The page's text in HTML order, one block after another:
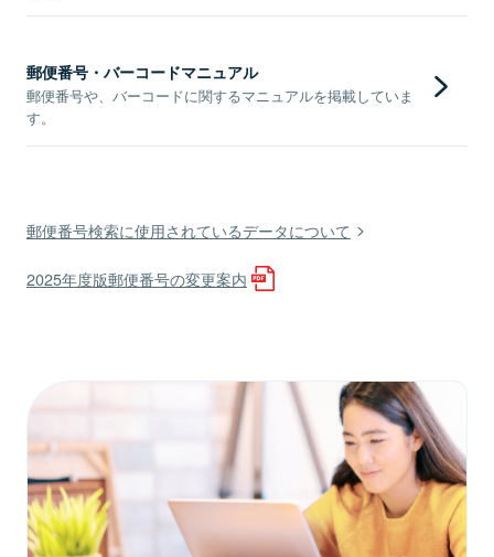
郵便番号・バーコードマニュアル
郵便番号や、バーコードに関するマニュアルを掲載していま
す。
郵便番号検索に使用されているデータについて
2025年度版郵便番号の変更案内